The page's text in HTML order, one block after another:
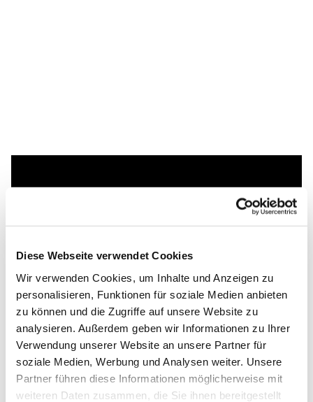
Diese Webseite verwendet Cookies
Wir verwenden Cookies, um Inhalte und Anzeigen zu
personalisieren, Funktionen für soziale Medien anbieten
zu können und die Zugriffe auf unsere Website zu
analysieren. Außerdem geben wir Informationen zu Ihrer
Verwendung unserer Website an unsere Partner für
soziale Medien, Werbung und Analysen weiter. Unsere
Partner führen diese Informationen möglicherweise mit
weiteren Daten zusammen, die Sie ihnen bereitgestellt
Dies könnte Sie auch
interessieren